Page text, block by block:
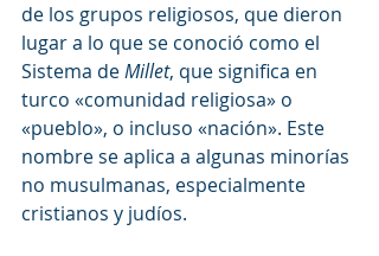
de los grupos religiosos, que dieron
lugar a lo que se conoció como el
Sistema de Millet, que significa en
turco «comunidad religiosa» o
«pueblo», o incluso «nación». Este
nombre se aplica a algunas minorías
no musulmanas, especialmente
cristianos y judíos.